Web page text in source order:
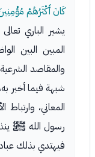
كَانَ أَكْثَرُهُمْ
يشير الباري
المبين البين
والمقاصد
شبهة فيما أخبر
المعاني،
رسول الله ﷺ
فيهتدي بذلك